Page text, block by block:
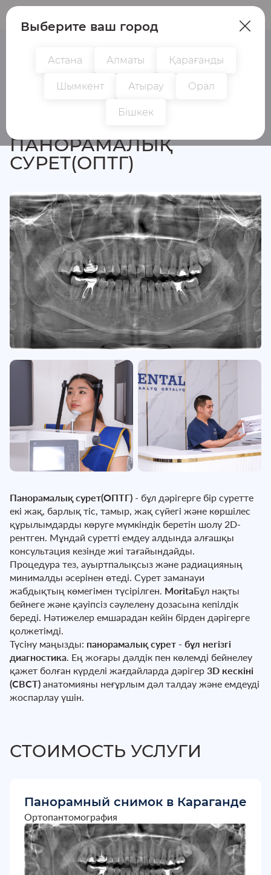
ПАНОРАМАЛЫҚ
СУРЕТ(ОПТГ)
Панорамалық сурет(ОПТГ) - бұл дәрігерге бір суретте
екі жақ, барлық тіс, тамыр, жақ сүйегі және көршілес
құрылымдарды көруге мүмкіндік беретін шолу 2D-
рентген. Мұндай суретті емдеу алдында алғашқы
консультация кезінде жиі тағайындайды.
Процедура тез, ауыртпалықсыз және радиацияның
минималды әсерінен өтеді. Сурет заманауи
жабдықтың көмегімен түсірілген. MoritaБұл нақты
бейнеге және қауіпсіз сәулелену дозасына кепілдік
береді. Нәтижелер емшарадан кейін бірден дәрігерге
қолжетімді.
Түсіну маңызды: панорамалық сурет - бұл негізгі
диагностика. Ең жоғары дәлдік пен көлемді бейнелеу
қажет болған күрделі жағдайларда дәрігер 3D кескіні
(CBCT) анатомияны неғұрлым дәл талдау және емдеуді
жоспарлау үшін.
СТОИМОСТЬ УСЛУГИ
Панорамный снимок в Караганде
Ортопантомография
Выберите ваш город
Астана Алматы Қарағанды
Шымкент Атырау Орал
Бішкек